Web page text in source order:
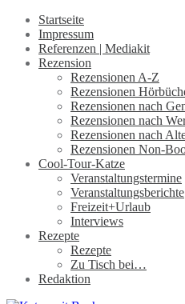
Startseite
Impressum
Referenzen | Mediakit
Rezension
Rezensionen A-Z
Rezensionen
Rezensionen nach
Rezensionen nach
Rezensionen nach
Rezensionen Non-
Cool-Tour-Katze
Veranstaltungstermine
Veranstaltungsberichte
Freizeit+Urlaub
Interviews
Rezepte
Rezepte
Zu Tisch bei…
Redaktion